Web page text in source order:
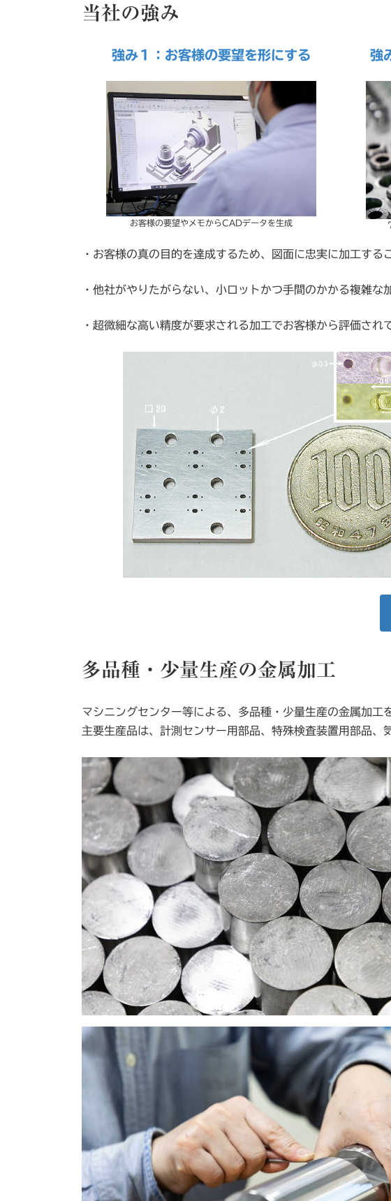
当社の強み
強み１：お客様の要望を形にする
お客様の要望やメモからCADデータを生成
強
・お客様の真の目的を達成するため、図面に忠実に加工す
・他社がやりたがらない、小ロットかつ手間のかかる複雑な
・超微細な高い精度が要求される加工でお客様から評価され
多品種・少量生産の金属加工
マシニングセンター等による、多品種・少量生産の金属加工
主要生産品は、計測センサー用部品、特殊検査装置用部品、